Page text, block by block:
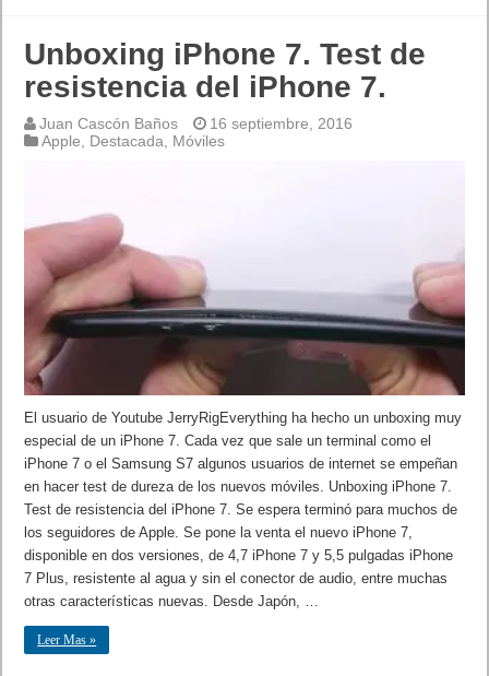
Unboxing iPhone 7. Test de
resistencia del iPhone 7.
Juan Cascón Baños
16 septiembre, 2016
Apple
Destacada Móviles
El usuario de Youtube JerryRigEverything ha hecho un unboxing muy
especial de un iPhone 7. Cada vez que sale un terminal como el
iPhone 7 o el Samsung S7 algunos usuarios de internet se empeñan
en hacer test de dureza de los nuevos móviles. Unboxing iPhone 7.
Test de resistencia del iPhone 7. Se espera terminó para muchos de
los seguidores de Apple. Se pone la venta el nuevo iPhone 7,
disponible en dos versiones, de 4,7 iPhone 7 y 5,5 pulgadas iPhone
7 Plus, resistente al agua y sin el conector de audio, entre muchas
otras características nuevas. Desde Japón, …
Leer Mas »